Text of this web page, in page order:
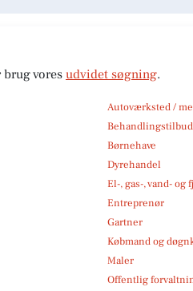
vores udvidet søgning.
Autoværksted /
Behandlingstilbud
Børnehave
Dyrehandel
El-, gas-, vand-
Entreprenør
Gartner
Købmand og
Maler
Offentlig